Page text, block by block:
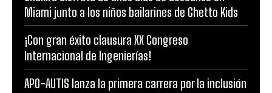
Miami junto a los niños bailarines de Ghetto Kids
¡Con gran éxito clausura XX Congreso
Internacional de Ingenierías!
APO-AUTIS lanza la primera carrera por la inclusión